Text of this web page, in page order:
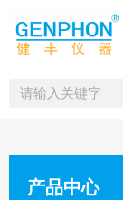
产品中心